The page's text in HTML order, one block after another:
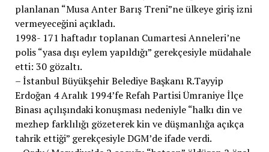
planlanan “Musa Anter Barış Treni”ne ülkeye giriş izni
vermeyeceğini açıkladı.
1998- 171 haftadır toplanan Cumartesi Anneleri’ne
polis “yasa dışı eylem yapıldığı” gerekçesiyle müdahale
etti: 30 gözaltı.
– İstanbul Büyükşehir Belediye Başkanı R.Tayyip
Erdoğan 4 Aralık 1994’fe Refah Partisi Ümraniye İlçe
Binası açılışındaki konuşması nedeniyle “halkı din ve
mezhep farklılığı gözeterek kin ve düşmanlığa açıkça
tahrik ettiği” gerekçesiyle DGM’de ifade verdi.